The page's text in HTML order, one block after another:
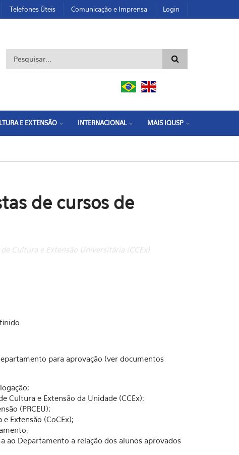
Telefones Úteis Comunicação e Imprensa Login
Formulário de busca
E EXTENSÃO INTERNACIONAL MAIS IQUSP
de cursos de
Cultura e Extensão Universitária (CCEx)
para aprovação (ver documentos
Cultura e Extensão da Unidade (CCEx);
(PRCEU);
Extensão (CoCEx);
ao Departamento a relação dos alunos aprovados